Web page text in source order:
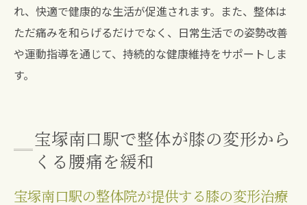
整体で体全体のバランスを整え腰痛から解放さ
れる
整体で体全体のバランスを整え腰痛を防ぐ
膝の変形を整体で正し体のバランスを取り
戻す
整体で心地よい体のバランスを作り腰痛か
れ、快適で健康的な生活が促進されます。また、整体は
ただ痛みを和らげるだけでなく、日常生活での姿勢改善
や運動指導を通じて、持続的な健康維持をサポートしま
す。
宝塚南口駅で整体が膝の変形から
くる腰痛を緩和
宝塚南口駅の整体院が提供する膝の変形治療